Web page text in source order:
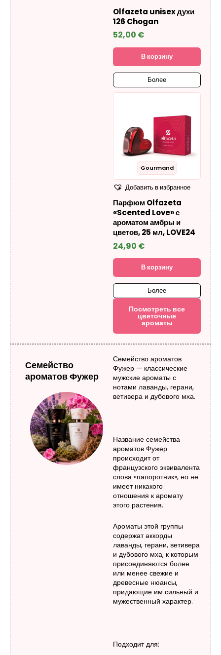
Olfazeta unisex духи
126 Chogan
52,00 €
В корзину
Более
Gourmand
Добавить в избранное
Парфюм Olfazeta
«Scented Love» с
ароматом амбры и
цветов, 25 мл, LOVE24
24,90 €
В корзину
Более
Посмотреть все
цветочные
ароматы
Семейство
ароматов Фужер
Семейство ароматов
Фужер — классические
мужские ароматы с
нотами лаванды, герани,
ветивера и дубового мха.
Название семейства
ароматов Фужер
происходит от
французского эквивалента
слова «папоротник», но не
имеет никакого
отношения к аромату
этого растения.
Ароматы этой группы
содержат аккорды
лаванды, герани, ветивера
и дубового мха, к которым
присоединяются более
или менее свежие и
древесные нюансы,
придающие им сильный и
мужественный характер.
Подходит для: